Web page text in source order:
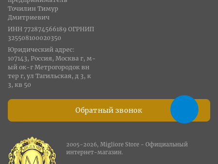
Обратный звонок
Точилин Тимур
Дмитриевич
ИНН 772874566189 ОГРНИП
325508100020350
Юридический адрес:
107143, Россия, Москва г, м-
ый ок-г Метрогородок вн
тер г, ул Тагильская, д 3, к
3, кв 50
2005-2026, Migliore Store - Официальный
интернет-магазин.